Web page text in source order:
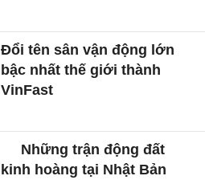
Đổi tên sân vận động lớn
bậc nhất thế giới thành
VinFast
Những trận động đất
kinh hoàng tại Nhật Bản